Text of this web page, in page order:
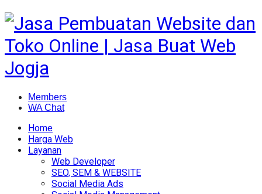
Members
WA Chat
Home
Harga Web
Layanan
Web Developer
SEO, SEM & WEBSITE
Social Media Ads